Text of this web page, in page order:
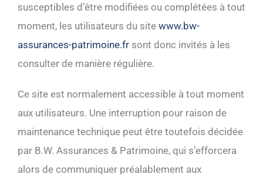
susceptibles d’être modifiées ou complétées à tout
moment, les utilisateurs du site www.bw-
assurances-patrimoine.fr sont donc invités à les
consulter de manière régulière.
Ce site est normalement accessible à tout moment
aux utilisateurs. Une interruption pour raison de
maintenance technique peut être toutefois décidée
par B.W. Assurances & Patrimoine, qui s’efforcera
alors de communiquer préalablement aux